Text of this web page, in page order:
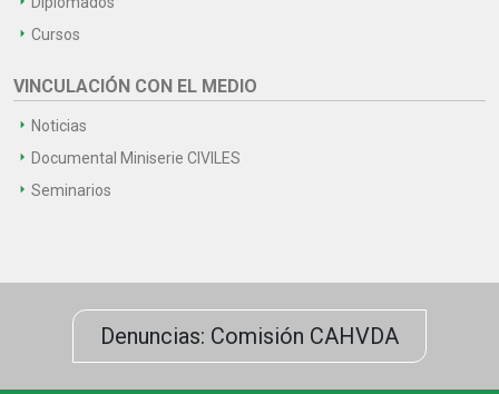
Cursos
VINCULACIÓN CON EL MEDIO
Noticias
Documental Miniserie CIVILES
Seminarios
Denuncias: Comisión CAHVDA